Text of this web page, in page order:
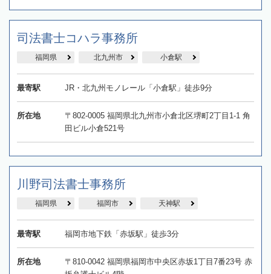
司法書士コハラ事務所
福岡県 北九州市 小倉駅
最寄駅 JR・北九州モノレール「小倉駅」徒歩9分
所在地
〒802-0005 福岡県北九州市小倉北区堺町2丁目1-1 角
田ビル小倉521号
川野司法書士事務所
福岡県 福岡市 天神駅
最寄駅 福岡市地下鉄「赤坂駅」徒歩3分
所在地
〒810-0042 福岡県福岡市中央区赤坂1丁目7番23号 赤